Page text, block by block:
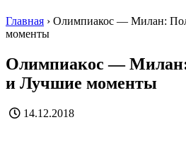
Главная › Олимпиакос — Милан:
моменты
Олимпиакос —
и Лучшие моменты
14.12.2018